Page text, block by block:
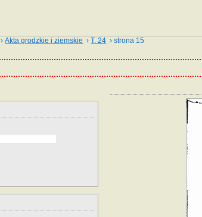
›Akta grodzkie i ziemskie ›T. 24 › strona 15